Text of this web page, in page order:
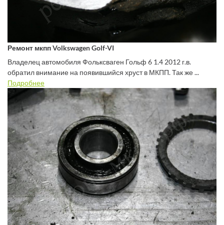
Ремонт мкпп Volkswagen Golf-VI
Владелец автомобиля Фольксваген Гольф 6 1.4 2012 г.в.
обратил внимание на появившийся хруст в МКПП. Так же ...
Подробнее